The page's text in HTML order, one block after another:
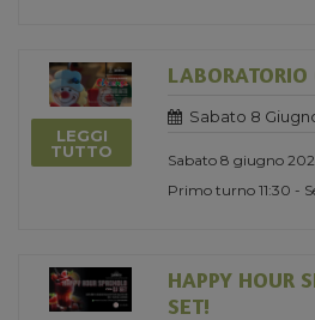
LEGGI
TUTTO
LABORATORIO
Sabato 8
Sabato 8 giugno
Primo turno 11:30 -
HAPPY HOUR
SET!